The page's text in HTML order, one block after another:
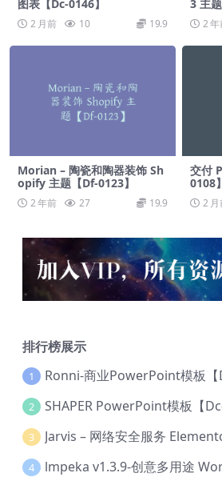
图表【Dc-0146】
2 月前 10 19.9
3 主
2
Morian – 陶瓷和陶器装饰 Sh
opify 主题【Df-0123】
2 年前 27 19.9
交付
0108】
2
排行榜展示
1 Ronni-商业PowerPoint模板【
2 SHAPER PowerPoint模板【
3
4